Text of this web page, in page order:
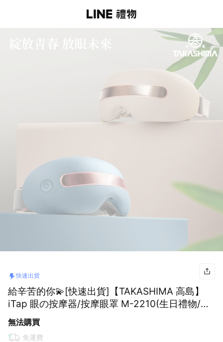
快速出貨
給辛苦的你💫[快速出貨]【TAKASHIMA 高島】
iTap 眼の按摩器/按摩眼罩 M-2210(生日禮物/舒
眠舒壓/孝親禮/母親節禮物/金牛座禮物)
無法購買
免運費